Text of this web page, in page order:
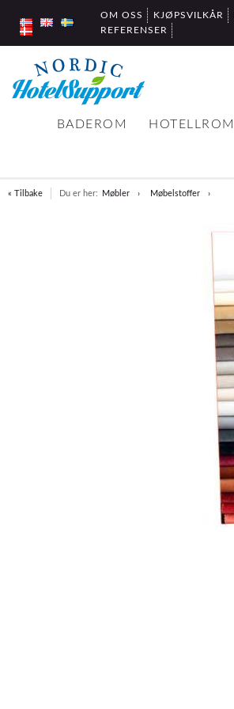
OM OSS KJØPSVILKÅR
REFERENSER
BADEROM HOTELLROM
« Tilbake Du er her: Møbler Møbelstoffer